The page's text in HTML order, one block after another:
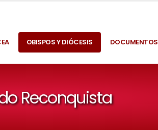
OBISPOS Y DIÓCESIS DOCUMENTOS
Reconquista